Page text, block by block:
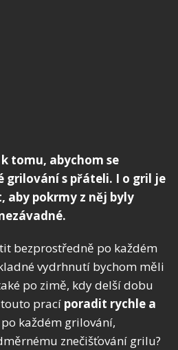
tomu, abychom se
grilování s přáteli. I o gril je
aby pokrmy z něj byly
bezprostředně po každém
vydrhnutí bychom měli
po zimě, kdy delší dobu
touto prací poradit rychle a
každém grilování,
znečišťování grilu?